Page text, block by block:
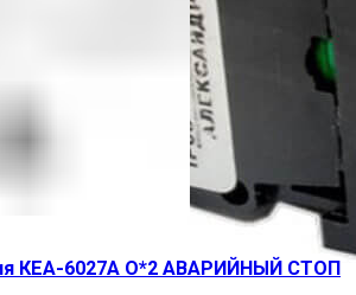
КЕА-6027А О*2 АВАРИЙНЫЙ СТОП